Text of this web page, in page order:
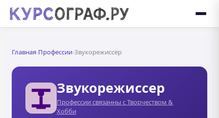
Главная›Профессии›Звукорежиссер
Звукорежиссер
Профессии связанны с Творчеством &
Хобби